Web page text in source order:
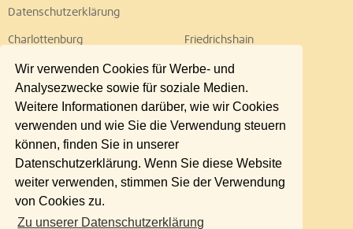
Wir verwenden Cookies für Werbe- und
Analysezwecke sowie für soziale Medien.
Weitere Informationen darüber, wie wir Cookies
verwenden und wie Sie die Verwendung steuern
können, finden Sie in unserer
Datenschutzerklärung. Wenn Sie diese Website
weiter verwenden, stimmen Sie der Verwendung
von Cookies zu.
Zu unserer Datenschutzerklärung
Datenschutzerklärung
Charlottenburg
Friedrichshain
Lichtenberg
Marzahn
Neukölln
Pankow
Reinickendorf
Schöneberg
Spandau
Steglitz
Tempelhof
Treptow
Umland Ost